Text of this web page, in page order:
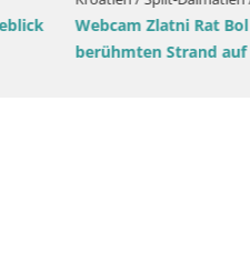
Webcam Lučica Strand Beach
Liveblick von der Adriaküste